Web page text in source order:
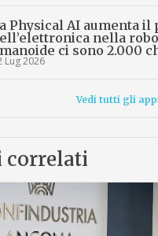
Physical AI aumenta il
nella
ci sono 2.000
Lug 2026
Vedi tutti gli